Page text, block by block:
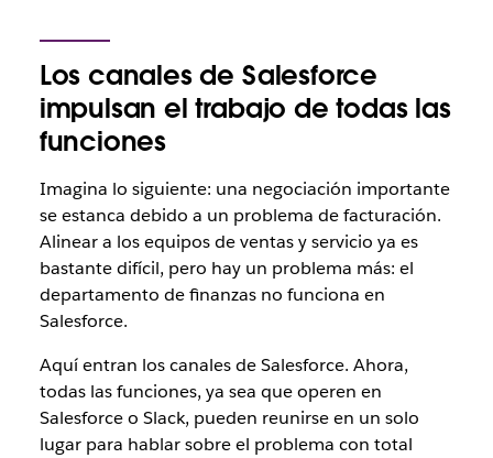
Los canales de Salesforce
impulsan el trabajo de todas las
funciones
Imagina lo siguiente: una negociación importante
se estanca debido a un problema de facturación.
Alinear a los equipos de ventas y servicio ya es
bastante difícil, pero hay un problema más: el
departamento de finanzas no funciona en
Salesforce.
Aquí entran los canales de Salesforce. Ahora,
todas las funciones, ya sea que operen en
Salesforce o Slack, pueden reunirse en un solo
lugar para hablar sobre el problema con total